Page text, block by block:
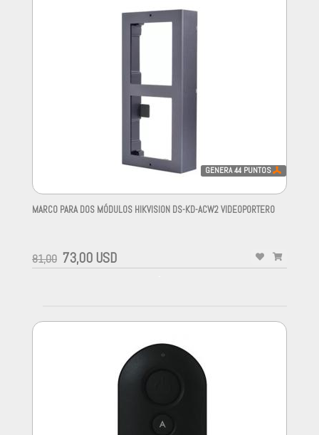
GENERA44 PUNTOS
MARCO PARA DOS MÓDULOS HIKVISION DS-KD-ACW2 VIDEOPORTERO
81,00 73,00 USD